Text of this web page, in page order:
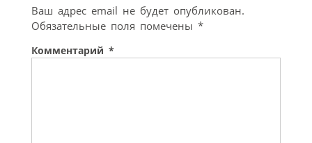
Ваш адрес email не будет опубликован.
Обязательные поля помечены *
Комментарий *